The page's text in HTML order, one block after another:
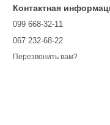
Контактная
099 668-32-11
067 232-68-22
Перезвонить вам?